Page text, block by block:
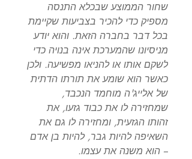
שחור הממוצע שבכלא התנסה
מספיק כדי להכיר בצביעות שקיימת
בכל דבר בחברה הזאת. והוא יודע
מניסיונו שהמערכת אינה בנויה כדי
לשקם אותו או להניאו מפשיעה. ולכן
כאשר הוא שומע את תורתו הדתית
של אלייג'ה מוחמד הנכבד,
שמחזירה לו את כבוד גזעו, את
זהותו הגזעית, ומחזירה לו גם את
השאיפה להיות גבר, להיות בן אדם
– הוא משנה את עצמו.